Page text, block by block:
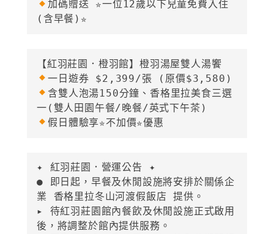
加碼贈送 ✮一位12歲以下兒童免費入住
一日遊券 $2,399/張
含雙人泡湯150分鐘、香格里拉美食三選
假日體驗享✮不加價✮優惠
✦ 紅羽莊園．營運公告 ✦
● 即日起，早餐及休閒設施將安排於關係企
業 香格里拉冬山河渡假飯店 提供。
▸ 待紅羽莊園館內餐飲及休閒設施正式啟用
後，將調整於館內提供服務。